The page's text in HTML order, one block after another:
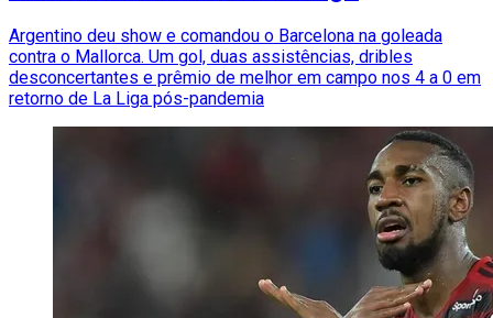
Argentino deu show e comandou o Barcelona na goleada
contra o Mallorca. Um gol, duas assistências, dribles
desconcertantes e prêmio de melhor em campo nos 4 a 0 em
retorno de La Liga pós-pandemia